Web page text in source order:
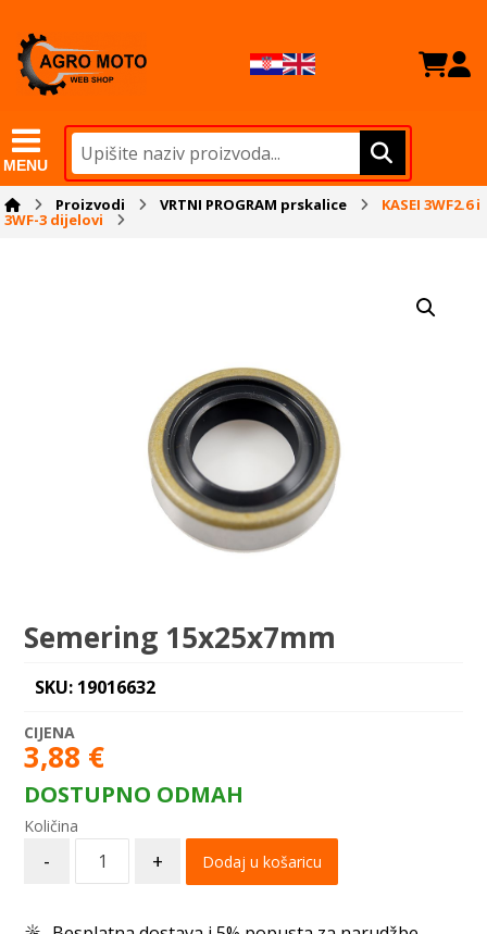
MENU
Proizvodi VRTNI PROGRAM prskalice KASEI 3WF2.6 i
3WF-3 dijelovi
Semering 15x25x7mm
SKU: 19016632
3,88 €
DOSTUPNO ODMAH
- + Dodaj u košaricu